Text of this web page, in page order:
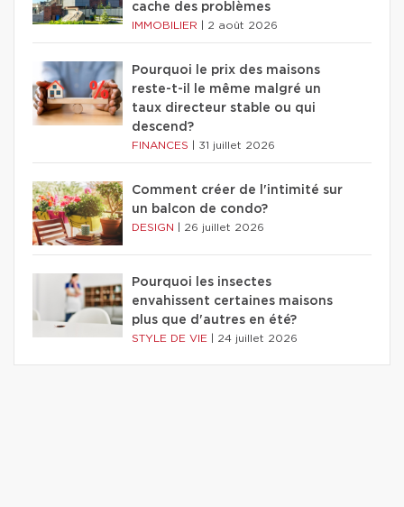
cache des problèmes
IMMOBILIER 2 août 2026
Pourquoi le prix des maisons
reste-t-il le même malgré un
taux directeur stable ou qui
descend?
FINANCES 31 juillet 2026
Comment créer de l'intimité sur
un balcon de condo?
DESIGN 26 juillet 2026
Pourquoi les insectes
envahissent certaines maisons
plus que d'autres en été?
STYLE DE VIE 24 juillet 2026